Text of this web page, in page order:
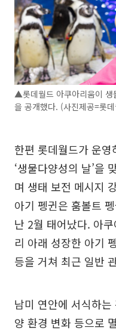
▲롯데월드 아쿠아리움이 생
을 공개했다. (사진제공=롯
한편 롯데월드가 운
‘생물다양성의 날’을
며 생태 보전 메시지
아기 펭귄은 훔볼트 펭
난 2월 태어났다. 아
리 아래 성장한 아기
등을 거쳐 최근 일반
남미 연안에 서식하
양 환경 변화 등으로